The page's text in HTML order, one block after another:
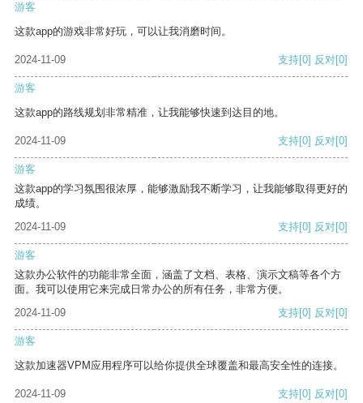
游客
这款app的游戏非常好玩，可以让我消磨时间。
2024-11-09 支持[0] 反对[0]
游客
这款app的路线规划非常精准，让我能够快速到达目的地。
2024-11-09 支持[0] 反对[0]
游客
这款app的学习氛围很浓厚，能够激励我不断学习，让我能够取得更好的
成绩。
2024-11-09
支持[0] 反对[0]
游客
这款办公软件的功能非常全面，涵盖了文档、表格、演示文稿等各个方
面。我可以使用它来完成日常办公的所有任务，非常方便。
2024-11-09
支持[0] 反对[0]
游客
这款加速器VPM应用程序可以给你提供全球覆盖和最高安全性的连接。
2024-11-09 支持[0] 反对[0]